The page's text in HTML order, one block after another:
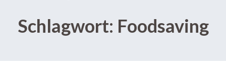
Schlagwort: Foodsaving